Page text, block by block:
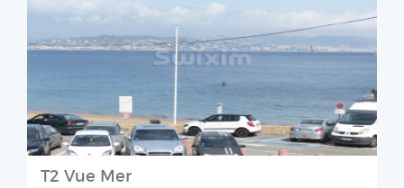
CORNICHE D'OR IMMOBILIER
T2 Vue Mer